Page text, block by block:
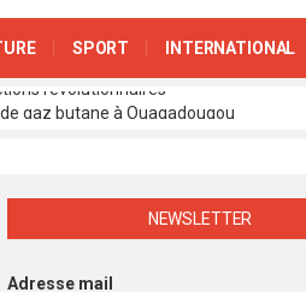
SPORT INTERNATIONAL
gaz butane à Ouagadougou
révolutionnaires
NEWSLETTER
Adresse mail